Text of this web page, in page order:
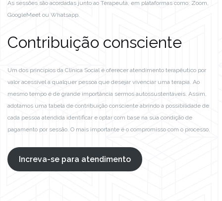
As sessões são acordadas junto ao Terapeuta, em plataformas como: Zoom,
GoogleMeet ou Whatsapp.
Contribuição consciente
Um dos princípios da Clínica Social é oferecer atendimento terapêutico por
valor acessível a qualquer pessoa que desejar vivenciar uma terapia. Ao
mesmo tempo é de grande importância sermos autossustentáveis. Assim,
adotamos uma tabela de contribuição consciente abrindo a possibilidade de
cada pessoa atendida identificar e optar com base na sua condição de
pagamento por sessão. O mais importante é o compromisso com o processo.
Increva-se para atendimento